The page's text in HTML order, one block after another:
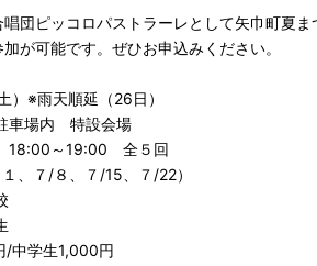
団ピッコロパストラーレとして矢巾町夏
が可能です。ぜひお申込みください。
）※雨天順延（26日）
車場内 特設会場
18:00～19:00 全５回
、７/８、７/15、７/22）
/中学生1,000円